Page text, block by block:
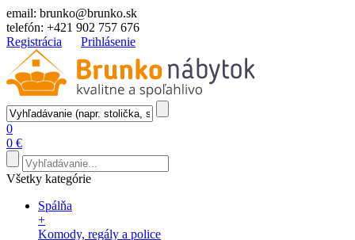
email: brunko@brunko.sk
telefón: +421 902 757 676
Registrácia
Prihlásenie
0
0 €
Všetky kategórie
Spálňa
+
Komody, regály a police